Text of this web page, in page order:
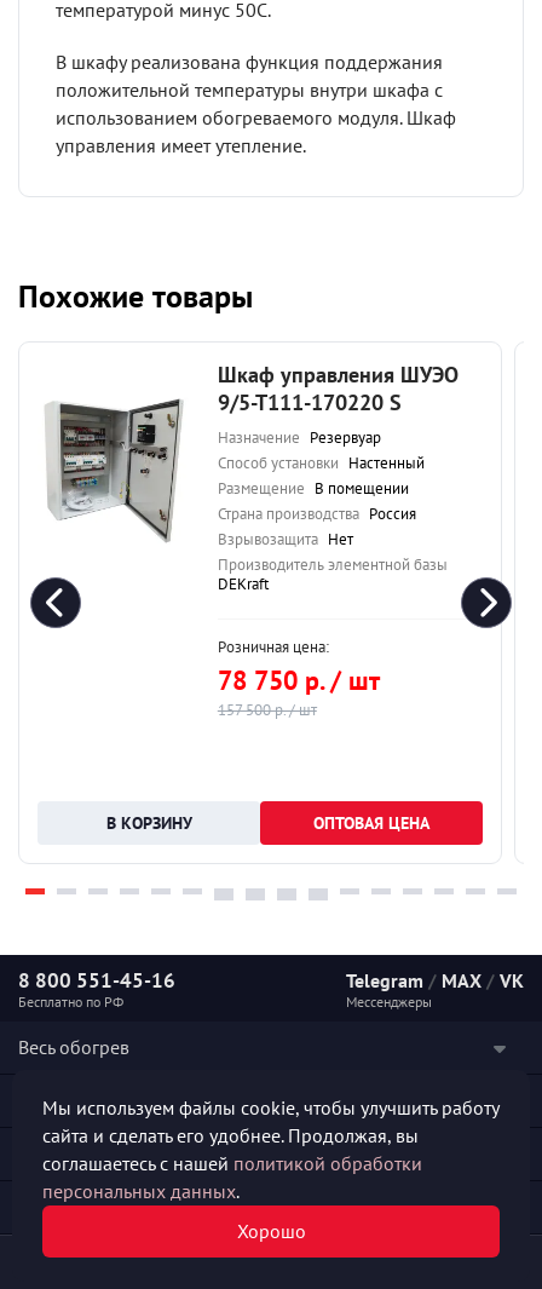
температурой минус 50С.
В шкафу реализована функция поддержания
положительной температуры внутри шкафа с
использованием обогреваемого модуля. Шкаф
управления имеет утепление.
Похожие товары
Шкаф управления ШУЭО
9/5-Т111-170220 S
Назначение Резервуар
Способ установки Настенный
Размещение В помещении
Страна производства Россия
Взрывозащита Нет
Производитель элементной базы
DEKraft
Розничная цена:
78 750 р. / шт
157 500 р. / шт
ОПТОВАЯ ЦЕНА
8 800 551-45-16
Бесплатно по РФ
Telegram / MAX / VK
Мессенджеры
Весь обогрев
Наши услуги
Полезная информация
Мы используем файлы cookie, чтобы улучшить работу
сайта и сделать его удобнее. Продолжая, вы
соглашаетесь с нашей политикой обработки
персональных данных.
Хорошо